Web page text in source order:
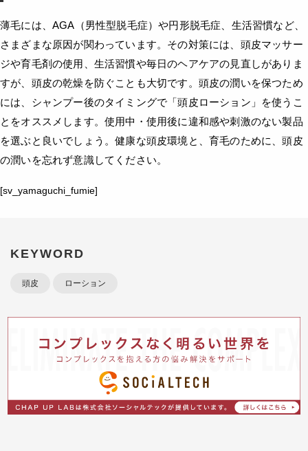
薄毛には、AGA（男性型脱毛症）や円形脱毛症、生活習慣など、
さまざまな原因が関わっています。その対策には、頭皮マッサー
ジや育毛剤の使用、生活習慣や毎日のヘアケアの見直しがありま
すが、頭皮の乾燥を防ぐことも大切です。頭皮の潤いを保つため
には、シャンプー後のタイミングで「頭皮ローション」を使うこ
とをオススメします。使用中・使用後に違和感や刺激のない製品
を選ぶと良いでしょう。健康な頭皮環境と、育毛のために、頭皮
の潤いを忘れず意識してください。
[sv_yamaguchi_fumie]
KEYWORD
頭皮 ローション